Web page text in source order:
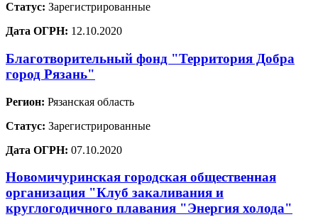
Статус: Зарегистрированные
Дата ОГРН: 12.10.2020
Благотворительный фонд "Территория Добра
город Рязань"
Регион: Рязанская область
Статус: Зарегистрированные
Дата ОГРН: 07.10.2020
Новомичуринская городская общественная
организация "Клуб закаливания и
круглогодичного плавания "Энергия холода"